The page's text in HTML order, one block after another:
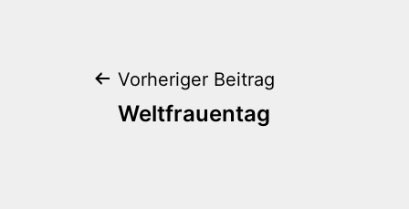
Vorheriger Beitrag
Weltfrauentag